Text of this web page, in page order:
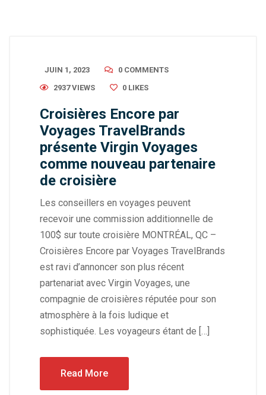
JUIN 1, 2023
0 COMMENTS
2937 VIEWS
0 LIKES
Croisières Encore par
Voyages TravelBrands
présente Virgin Voyages
comme nouveau partenaire
de croisière
Les conseillers en voyages peuvent
recevoir une commission additionnelle de
100$ sur toute croisière MONTRÉAL, QC –
Croisières Encore par Voyages TravelBrands
est ravi d’annoncer son plus récent
partenariat avec Virgin Voyages, une
compagnie de croisières réputée pour son
atmosphère à la fois ludique et
sophistiquée. Les voyageurs étant de […]
Read More